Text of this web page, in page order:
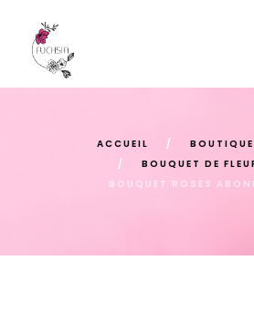
ACCUEIL
BOUQUET DE
BOUQUET ROSES